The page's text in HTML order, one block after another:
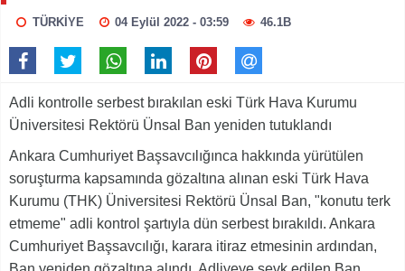
TÜRKİYE 04 Eylül 2022 - 03:59 46.1B
Adli kontrolle serbest bırakılan eski Türk Hava Kurumu
Üniversitesi Rektörü Ünsal Ban yeniden tutuklandı
Ankara Cumhuriyet Başsavcılığınca hakkında yürütülen
soruşturma kapsamında gözaltına alınan eski Türk Hava
Kurumu (THK) Üniversitesi Rektörü Ünsal Ban, "konutu terk
etmeme" adli kontrol şartıyla dün serbest bırakıldı. Ankara
Cumhuriyet Başsavcılığı, karara itiraz etmesinin ardından,